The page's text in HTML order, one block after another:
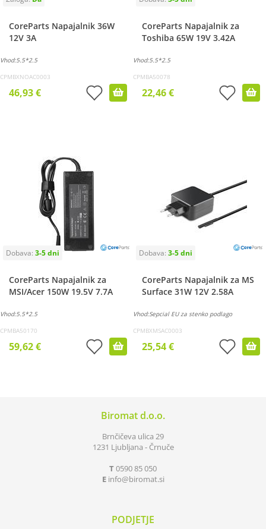
CoreParts Napajalnik 36W
12V 3A
Vhod:5.5*2.5
CPMBXNOAC0003
46,93 €
CoreParts Napajalnik za
Toshiba 65W 19V 3.42A
Vhod:5.5*2.5
CPMBA50078
22,46 €
CoreParts Napajalnik za
MSI/Acer 150W 19.5V 7.7A
Vhod:5.5*2.5
CPMBA50170
59,62 €
CoreParts Napajalnik za MS
Surface 31W 12V 2.58A
Vhod:Sepcial EU za stenko podlago
CPMBXMSAC0003
25,54 €
Biromat d.o.o.
Brnčičeva ulica 29
1231 Ljubljana - Črnuče
T0590 85 050
E info biromat.si
PODJETJE